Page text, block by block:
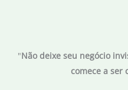
"Não deixe seu negócio
comece a ser